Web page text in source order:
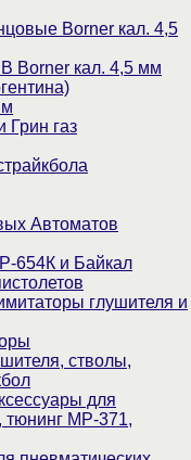
Borner кал. 4,5
Borner кал. 4,5 мм
Грин газ
Автоматов
654К и Байкал
глушителя и
стволы,
для
тюнинг МР-371,